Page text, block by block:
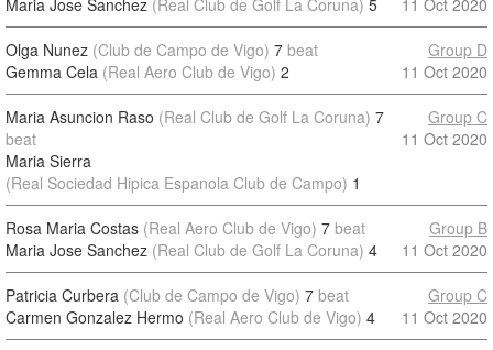
Maria Jose Sanchez (Real Club de Golf La Coruna) 5
11 Oct 2020
Olga Nunez (Club de Campo de Vigo) 7 beat
Gemma Cela (Real Aero Club de Vigo) 2
Group D
11 Oct 2020
Maria Asuncion Raso (Real Club de Golf La Coruna) 7
beat
Maria Sierra
(Real Sociedad Hipica Espanola Club de Campo) 1
Group C
11 Oct 2020
Rosa Maria Costas (Real Aero Club de Vigo) 7 beat
Maria Jose Sanchez (Real Club de Golf La Coruna) 4
Group B
11 Oct 2020
Patricia Curbera (Club de Campo de Vigo) 7 beat
Carmen Gonzalez Hermo (Real Aero Club de Vigo) 4
Group C
11 Oct 2020